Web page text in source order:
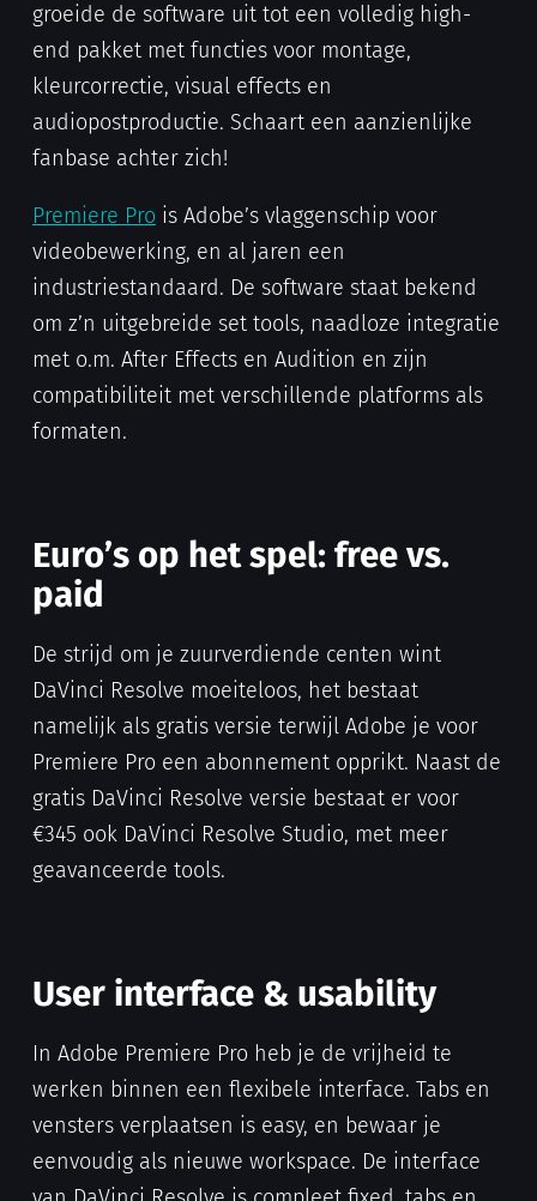
groeide de software uit tot een volledig high-
end pakket met functies voor montage,
kleurcorrectie, visual effects en
audiopostproductie. Schaart een aanzienlijke
fanbase achter zich!
Premiere Pro is Adobe’s vlaggenschip voor
videobewerking, en al jaren een
industriestandaard. De software staat bekend
om z’n uitgebreide set tools, naadloze integratie
met o.m. After Effects en Audition en zijn
compatibiliteit met verschillende platforms als
formaten.
Euro’s op het spel: free vs.
paid
De strijd om je zuurverdiende centen wint
DaVinci Resolve moeiteloos, het bestaat
namelijk als gratis versie terwijl Adobe je voor
Premiere Pro een abonnement opprikt. Naast de
gratis DaVinci Resolve versie bestaat er voor
€345 ook DaVinci Resolve Studio, met meer
geavanceerde tools.
User interface & usability
In Adobe Premiere Pro heb je de vrijheid te
werken binnen een flexibele interface. Tabs en
vensters verplaatsen is easy, en bewaar je
eenvoudig als nieuwe workspace. De interface